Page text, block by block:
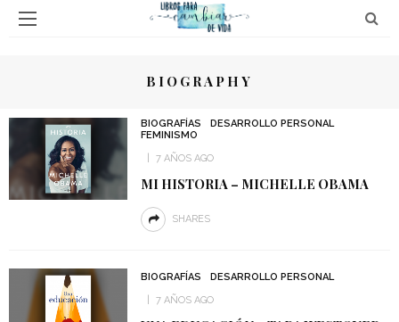
BIOGRAPHY
BIOGRAFÍAS
DESARROLLO PERSONAL
FEMINISMO
7 AÑOS AGO
MI HISTORIA – MICHELLE OBAMA
SHARES
BIOGRAFÍAS
DESARROLLO PERSONAL
7 AÑOS AGO